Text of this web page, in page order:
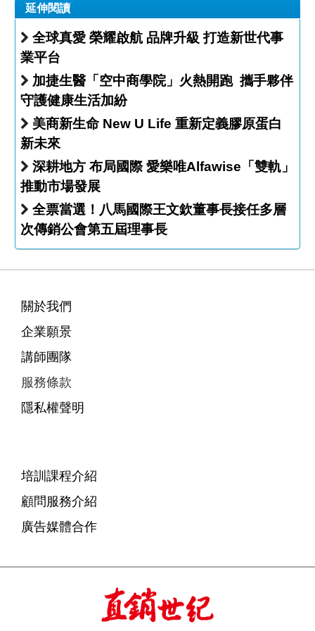
延伸閱讀
全球真愛 榮耀啟航 品牌升級 打造新世代事
業平台
加捷生醫「空中商學院」火熱開跑 攜手夥伴
守護健康生活加紛
美商新生命 New U Life 重新定義膠原蛋白
新未來
深耕地方 布局國際 愛樂唯Alfawise「雙軌」
推動市場發展
全票當選！八馬國際王文欽董事長接任多層
次傳銷公會第五屆理事長
關於我們
企業願景
講師團隊
服務條款
隱私權聲明
培訓課程介紹
顧問服務介紹
廣告媒體合作